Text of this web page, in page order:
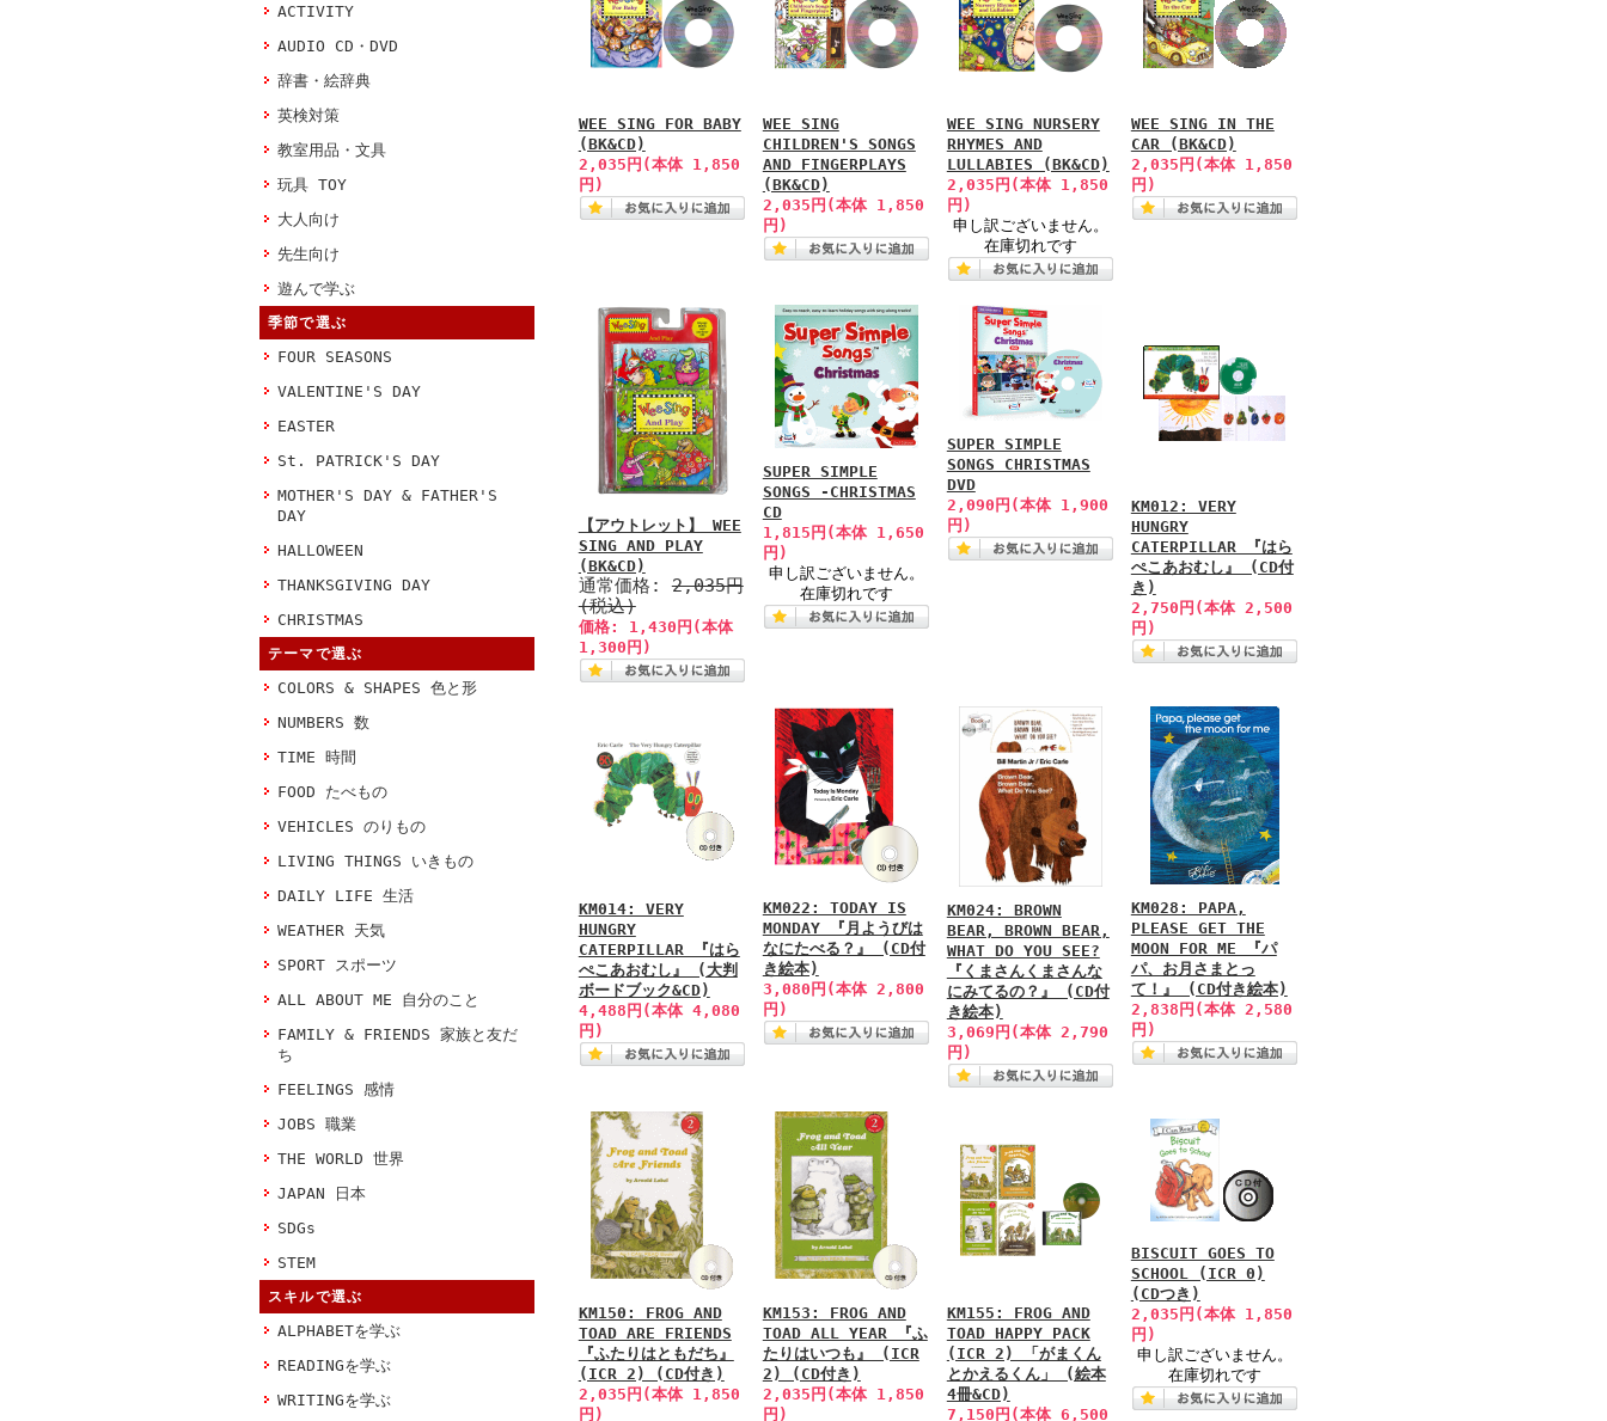
ACTIVITY
AUDIO CD・DVD
辞書・絵辞典
英検対策
教室用品・文具
玩具 TOY
大人向け
先生向け
遊んで学ぶ
季節で選ぶ
FOUR SEASONS
VALENTINE'S DAY
EASTER
St. PATRICK'S DAY
MOTHER'S DAY & FATHER'S
DAY
HALLOWEEN
THANKSGIVING DAY
CHRISTMAS
テーマで選ぶ
COLORS & SHAPES 色と形
NUMBERS 数
TIME 時間
FOOD たべもの
VEHICLES のりもの
LIVING THINGS いきもの
DAILY LIFE 生活
WEATHER 天気
SPORT スポーツ
ALL ABOUT ME 自分のこと
FAMILY & FRIENDS 家族と友だ
ち
FEELINGS 感情
JOBS 職業
THE WORLD 世界
JAPAN 日本
SDGs
STEM
スキルで選ぶ
ALPHABETを学ぶ
READINGを学ぶ
WRITINGを学ぶ
WEE SING FOR BABY
(BK&CD)
2,035円(本体 1,850
円)
WEE SING
CHILDREN'S SONGS
AND FINGERPLAYS
(BK&CD)
2,035円(本体 1,850
円)
WEE SING NURSERY
RHYMES AND
LULLABIES (BK&CD)
2,035円(本体 1,850
円)
申し訳ございません。
在庫切れです
WEE SING IN THE
CAR (BK&CD)
2,035円(本体 1,850
円)
【アウトレット】 WEE
SING AND PLAY
(BK&CD)
通常価格:2,035円
(税込)
価格: 1,430円(本体
1,300円)
SUPER SIMPLE
SONGS -CHRISTMAS
CD
1,815円(本体 1,650
円)
申し訳ございません。
在庫切れです
SUPER SIMPLE
SONGS CHRISTMAS
DVD
2,090円(本体 1,900
円)
KM012: VERY
HUNGRY
CATERPILLAR 『はら
ぺこあおむし』 (CD付
き)
2,750円(本体 2,500
円)
KM014: VERY
HUNGRY
CATERPILLAR 『はら
ぺこあおむし』 (大判
ボードブック&CD)
4,488円(本体 4,080
円)
KM022: TODAY IS
MONDAY 『月ようびは
なにたべる？』 (CD付
き絵本)
3,080円(本体 2,800
円)
KM024: BROWN
BEAR, BROWN BEAR,
WHAT DO YOU SEE?
『くまさんくまさんな
にみてるの？』 (CD付
き絵本)
3,069円(本体 2,790
円)
KM028: PAPA,
PLEASE GET THE
MOON FOR ME 『パ
パ、お月さまとっ
て！』 (CD付き絵本)
2,838円(本体 2,580
円)
KM150: FROG AND
TOAD ARE FRIENDS
『ふたりはともだち』
(ICR 2) (CD付き)
2,035円(本体 1,850
円)
KM153: FROG AND
TOAD ALL YEAR 『ふ
たりはいつも』 (ICR
2) (CD付き)
2,035円(本体 1,850
円)
KM155: FROG AND
TOAD HAPPY PACK
(ICR 2) 「がまくん
とかえるくん」 (絵本
4冊&CD)
7,150円(本体 6,500
BISCUIT GOES TO
SCHOOL (ICR 0)
(CDつき)
2,035円(本体 1,850
円)
申し訳ございません。
在庫切れです